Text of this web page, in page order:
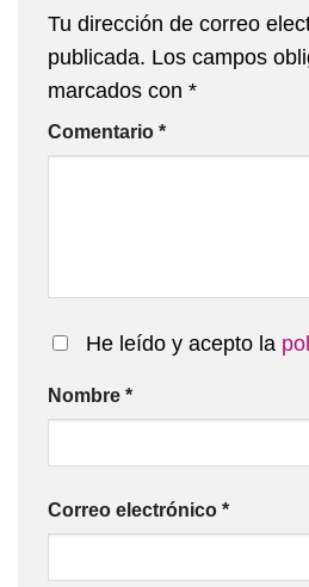
Tu dirección de correo
publicada. Los campos
marcados con *
Comentario *
He leído y acepto la
Nombre *
Correo electrónico *